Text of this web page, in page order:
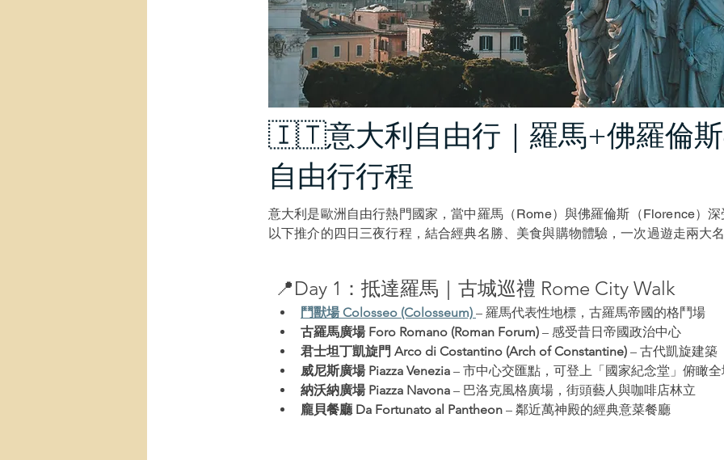
🇮🇹意大利自由行｜羅馬+佛羅倫
自由行行程
意大利是歐洲自由行熱門國家，當中羅馬（Rome）與佛羅倫斯（Florence）
以下推介的四日三夜行程，結合經典名勝、美食與購物體驗，一次過遊走兩大
📍Day 1 ：抵達羅馬｜古城巡禮 Rome City Walk
鬥獸場 Colosseo (Colosseum) – 羅馬代表性地標，古羅馬帝國的格鬥場
古羅馬廣場 Foro Romano (Roman Forum) – 感受昔日帝國政治中心
君士坦丁凱旋門 Arco di Costantino (Arch of Constantine) – 古代凱旋建築
威尼斯廣場 Piazza Venezia – 市中心交匯點，可登上「國家紀念堂」俯瞰
納沃納廣場 Piazza Navona – 巴洛克風格廣場，街頭藝人與咖啡店林立
龐貝餐廳 Da Fortunato al Pantheon – 鄰近萬神殿的經典意菜餐廳